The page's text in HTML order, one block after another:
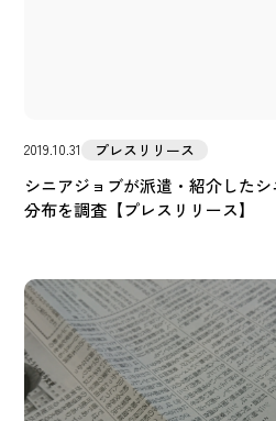
2019.10.31 プレスリリース
シニアジョブが派遣・紹介した
分布を調査【プレスリリース】